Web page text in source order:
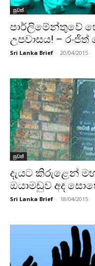
පුවත්
පාර්ලිමේන්තුවේ
උපවාසය! –
Sri Lanka Brief - 20/04/2015
පුවත්
දැයට කිරුළෙන්
ඔයාමඩුව අද
Sri Lanka Brief - 18/04/2015